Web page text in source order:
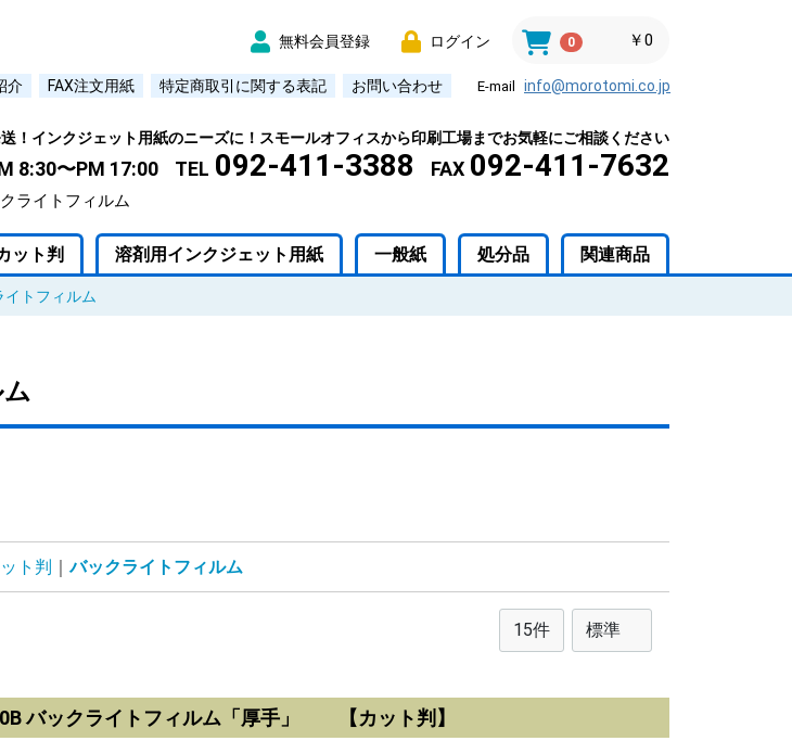
0 ￥0
無料会員登録 ログイン
介 FAX注文用紙 特定商取引に関する表記 お問い合わせ E-mail info@morotomi.co.jp
！インクジェット用紙のニーズに！スモールオフィスから印刷工場までお気軽にご相談ください
8:30〜PM 17:00 TEL 092-411-3388 FAX 092-411-7632
ライトフィルム
ット判 溶剤用インクジェット用紙 一般紙 処分品 関連商品
イトフィルム
ト判 バックライトフィルム
バックライトフィルム「厚手」 【カット判】